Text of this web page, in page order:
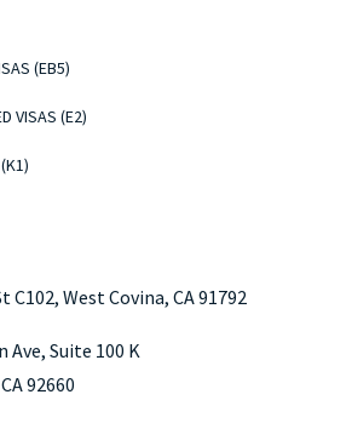
(EB5)
VISAS (E2)
C102, West Covina, CA 91792
Ave, Suite 100 K
92660